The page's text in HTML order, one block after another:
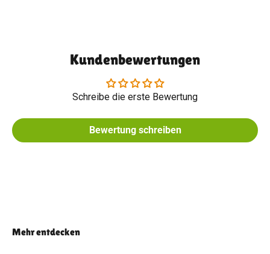
Kundenbewertungen
Schreibe die erste Bewertung
Bewertung schreiben